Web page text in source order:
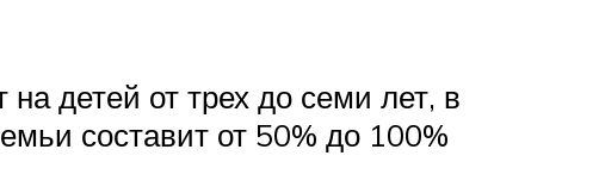
детей от трех до семи лет, в
составит от 50% до 100%